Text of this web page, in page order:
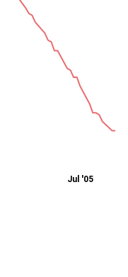
Jul '05